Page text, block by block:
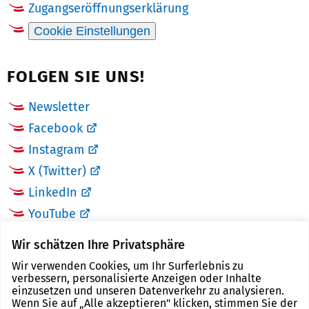
Wir schätzen Ihre Privatsphäre
Wir verwenden Cookies, um Ihr Surferlebnis zu
verbessern, personalisierte Anzeigen oder Inhalte
einzusetzen und unseren Datenverkehr zu analysieren.
Wenn Sie auf „Alle akzeptieren" klicken, stimmen Sie der
Zugangseröffnungserklärung
Cookie Einstellungen
FOLGEN SIE UNS!
Newsletter
Facebook
Instagram
X (Twitter)
LinkedIn
YouTube
LINKS
Landkreis Zwickau